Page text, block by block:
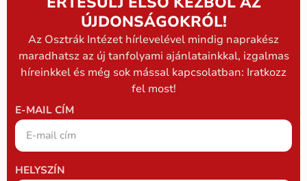
ÚJDONSÁGOKRÓL!
Az Osztrák Intézet hírlevelével mindig naprakész
maradhatsz az új tanfolyami ajánlatainkkal, izgalmas
híreinkkel és még sok mással kapcsolatban: Iratkozz
fel most!
E-MAIL CÍM
HELYSZÍN